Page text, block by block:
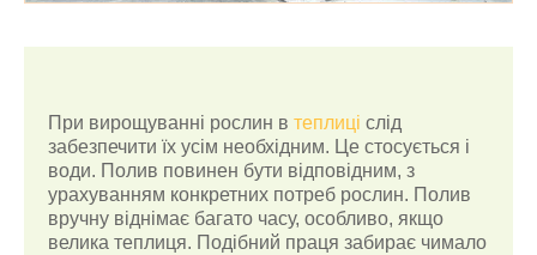
При вирощуванні рослин в теплиці слід
забезпечити їх усім необхідним. Це стосується і
води. Полив повинен бути відповідним, з
урахуванням конкретних потреб рослин. Полив
вручну віднімає багато часу, особливо, якщо
велика теплиця. Подібний праця забирає чимало